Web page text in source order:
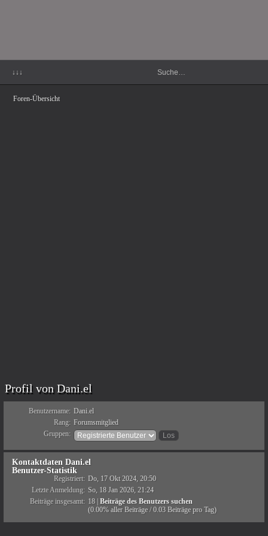
↓↓↓
Foren-Übersicht
Profil von Dani.el
Benutzername: Dani.el
Rang: Forumsmitglied
Gruppen:
Kontaktdaten Dani.el
Benutzer-Statistik
Registriert: Do, 17 Okt 2024, 20:50
Letzte Anmeldung: So, 18 Jan 2026, 21:24
Beiträge insgesamt: 18 |Beiträge des Benutzers suchen
(0.00% aller Beiträge / 0.03 Beiträge pro Tag)